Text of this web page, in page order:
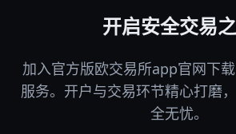
开启安全交易
加入官方版欧交易所app官网下
服务。开户与交易环节精心打磨
全无忧。